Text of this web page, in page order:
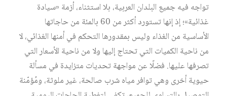
تواجه فيه جميع البلدان العربية، بلا استثناء، أزمة «سيادة
غذائية»؛ إذ إنها تستورد أكثر من 60 بالمئة من حاجاتها
الأساسية من الغذاء وليس بمقدورها التحكم في أمنها الغذائي، لا
من ناحية الكميات التي تحتاج إليها ولا من ناحية الأسعار التي
تصرفها عليها. فضلًا عن مواجهة تحديات متزايدة في مسألة
حيوية أخرى وهي توافر مياه شرب صالحة، غير ملوثة، ومُؤمّنة